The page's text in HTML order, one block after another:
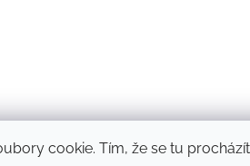
cookie. Tím, že se tu